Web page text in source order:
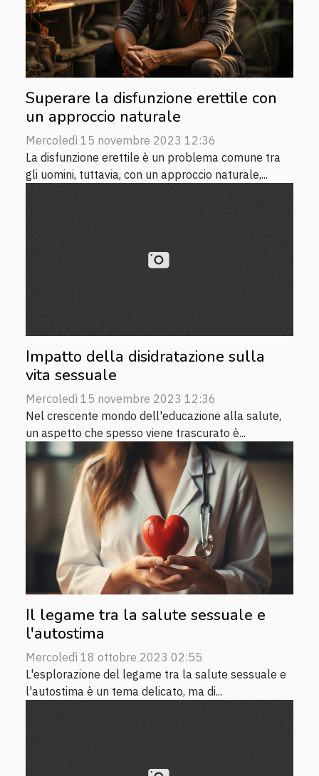
Superare la disfunzione erettile con
un approccio naturale
Mercoledì 15 novembre 2023 12:36
La disfunzione erettile è un problema comune tra
gli uomini, tuttavia, con un approccio naturale,...
Impatto della disidratazione sulla
vita sessuale
Mercoledì 15 novembre 2023 12:36
Nel crescente mondo dell'educazione alla salute,
un aspetto che spesso viene trascurato è...
Il legame tra la salute sessuale e
l'autostima
Mercoledì 18 ottobre 2023 02:55
L'esplorazione del legame tra la salute sessuale e
l'autostima è un tema delicato, ma di...